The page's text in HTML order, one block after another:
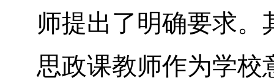
师提出了明确要求。
思政课教师作为学校